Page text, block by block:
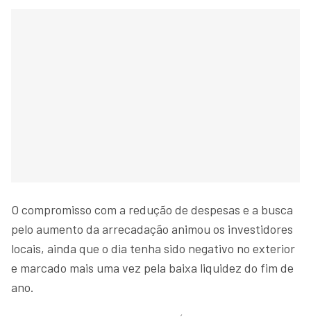
O compromisso com a redução de despesas e a busca
pelo aumento da arrecadação animou os investidores
locais, ainda que o dia tenha sido negativo no exterior
e marcado mais uma vez pela baixa liquidez do fim de
ano.